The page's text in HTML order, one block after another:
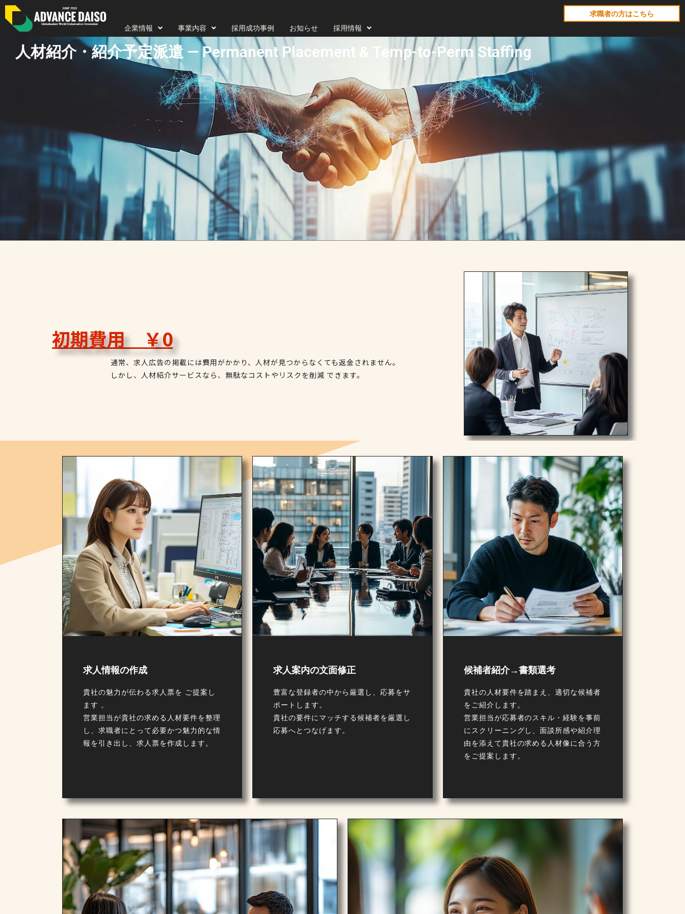
内
容
企業情報 事業内容 採用成功事例 お知らせ 採用情報
求職者の方はこちら
人材紹介・紹介予定派遣 — Permanent Placement & Temp-to-Perm Staffing
初期費用 ￥0
通常、求人広告の掲載には費用がかかり、人材が見つからなくても返金されません。
しかし、人材紹介サービスなら、無駄なコストやリスクを削減 できます。
求人情報の作成
貴社の魅力が伝わる求人票を ご提案し
ます 。
営業担当が貴社の求める人材要件を整理
し、求職者にとって必要かつ魅力的な情
報を引き出し、求人票を作成します。
求人案内の文面修正
豊富な登録者の中から厳選し、応募をサ
ポートします。
貴社の要件にマッチする候補者を厳選し
応募へとつなげます。
候補者紹介→書類選考
貴社の人材要件を踏まえ、適切な候補者
をご紹介します。
営業担当が応募者のスキル・経験を事前
にスクリーニングし、面談所感や紹介理
由を添えて貴社の求める人材像に合う方
をご提案します。